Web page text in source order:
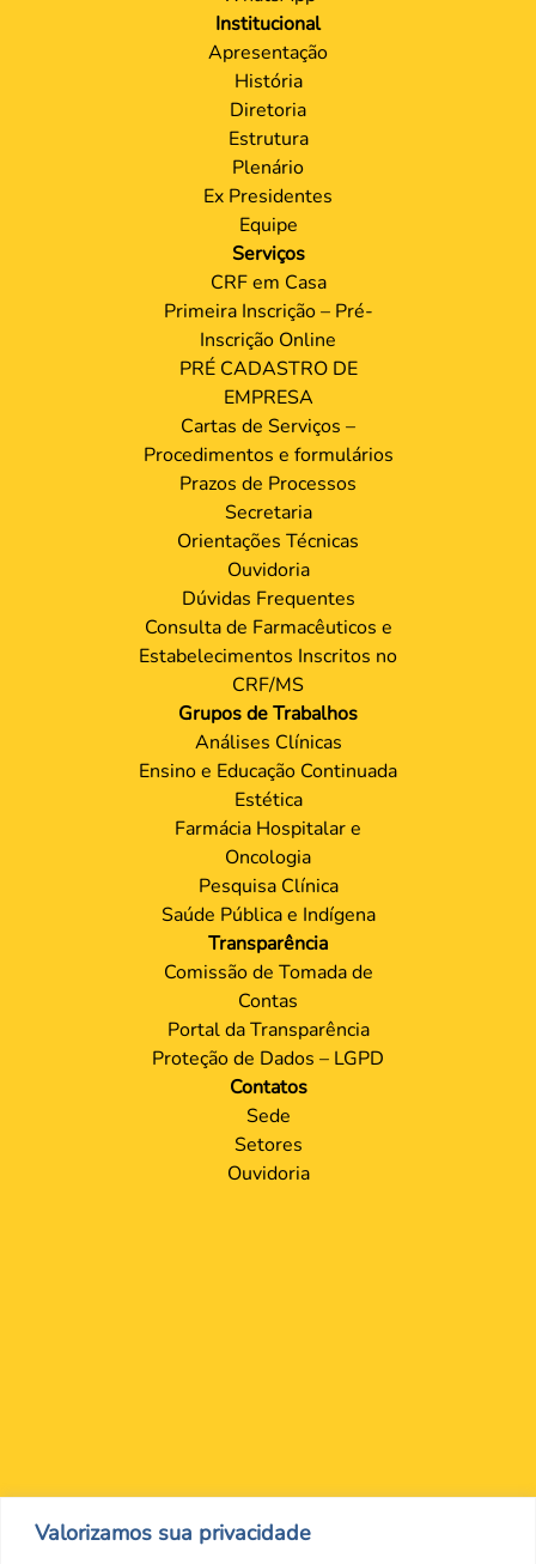
Valorizamos sua privacidade
Institucional
Apresentação
História
Diretoria
Estrutura
Plenário
Ex Presidentes
Equipe
Serviços
CRF em Casa
Primeira Inscrição – Pré-
Inscrição Online
PRÉ CADASTRO DE
EMPRESA
Cartas de Serviços –
Procedimentos e formulários
Prazos de Processos
Secretaria
Orientações Técnicas
Ouvidoria
Dúvidas Frequentes
Consulta de Farmacêuticos e
Estabelecimentos Inscritos no
CRF/MS
Grupos de Trabalhos
Análises Clínicas
Ensino e Educação Continuada
Estética
Farmácia Hospitalar e
Oncologia
Pesquisa Clínica
Saúde Pública e Indígena
Transparência
Comissão de Tomada de
Contas
Portal da Transparência
Proteção de Dados – LGPD
Contatos
Sede
Setores
Ouvidoria